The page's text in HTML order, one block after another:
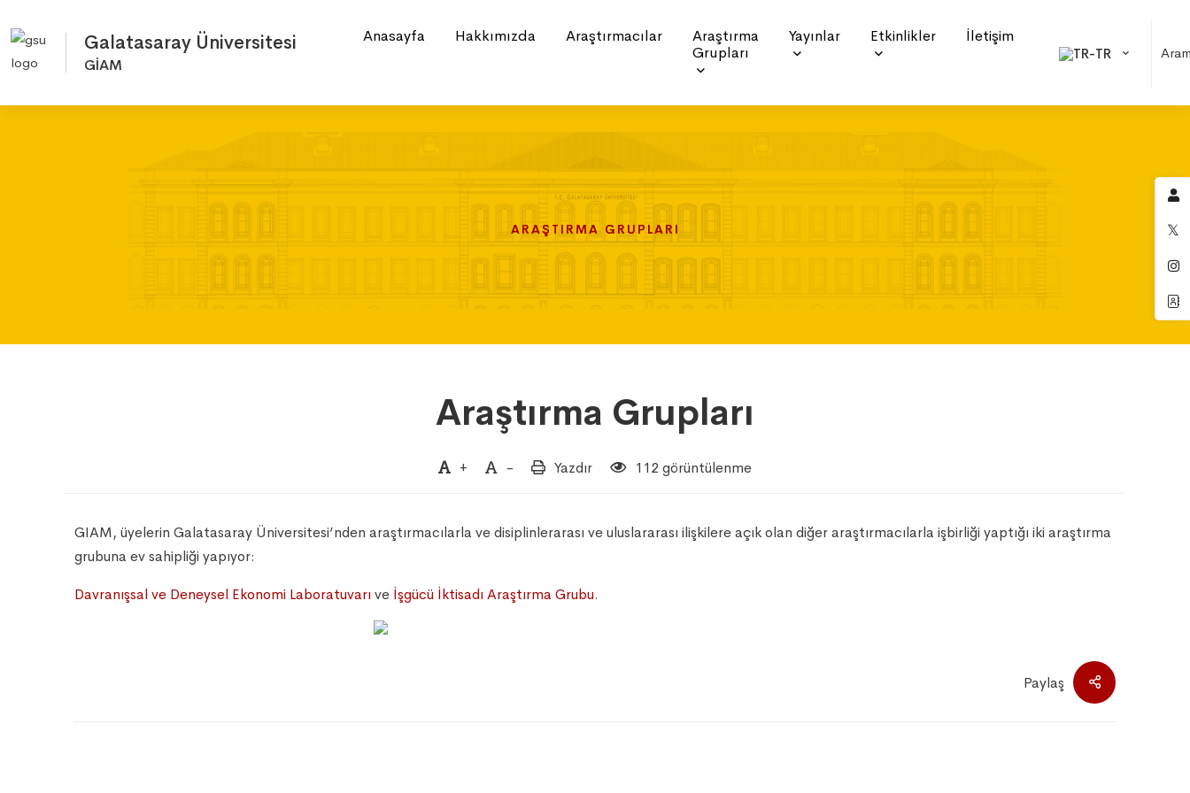
Galatasaray Üniversitesi
GİAM
Anasayfa Hakkımızda Araştırmacılar
Araştırma
Grupları
Yayınlar Etkinlikler İletişim
ARAŞTIRMA GRUPLARI
ARAŞTIRMA GRUPLARI
ARAŞTIRMA GRUPLARI
Araştırma Grupları
+ - Yazdır 112 görüntülenme
GIAM, üyelerin Galatasaray Üniversitesi’nden araştırmacılarla ve disiplinlerarası ve uluslararası ilişkilere açık olan diğer araştırmacılarla işbirliği yaptığı iki araştırma
grubuna ev sahipliği yapıyor:
Davranışsal ve Deneysel Ekonomi Laboratuvarı ve İşgücü İktisadı Araştırma Grubu.
Paylaş